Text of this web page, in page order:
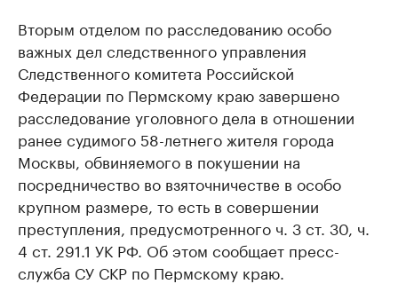
Вторым отделом по расследованию особо
важных дел следственного управления
Следственного комитета Российской
Федерации по Пермскому краю завершено
расследование уголовного дела в отношении
ранее судимого 58-летнего жителя города
Москвы, обвиняемого в покушении на
посредничество во взяточничестве в особо
крупном размере, то есть в совершении
преступления, предусмотренного ч. 3 ст. 30, ч.
4 ст. 291.1 УК РФ. Об этом сообщает пресс-
служба СУ СКР по Пермскому краю.